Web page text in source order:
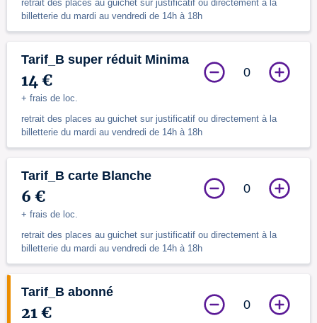
retrait des places au guichet sur justificatif ou directement à la
billetterie du mardi au vendredi de 14h à 18h
Tarif_B super réduit Minima
14 €
+ frais de loc.
retrait des places au guichet sur justificatif ou directement à la
billetterie du mardi au vendredi de 14h à 18h
0
Tarif_B carte Blanche
6 €
+ frais de loc.
retrait des places au guichet sur justificatif ou directement à la
billetterie du mardi au vendredi de 14h à 18h
0
Tarif_B abonné
21 € 0